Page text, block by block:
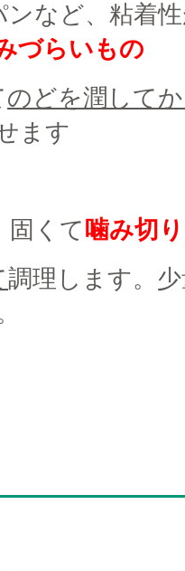
ンなど、粘着
づらいもの
のどを潤して
ます
固くて噛み切
調理します。